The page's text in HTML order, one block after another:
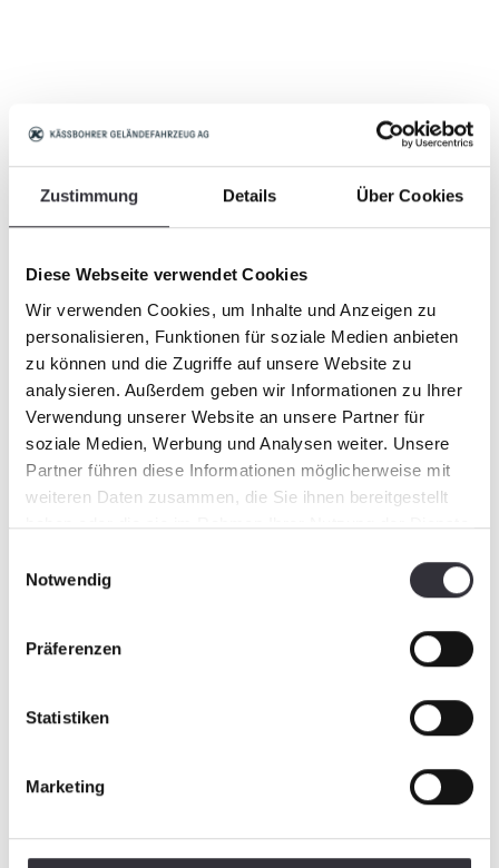
Zustimmung Details Über Cookies
Diese Webseite verwendet Cookies
Wir verwenden Cookies, um Inhalte und Anzeigen zu
personalisieren, Funktionen für soziale Medien anbieten
zu können und die Zugriffe auf unsere Website zu
analysieren. Außerdem geben wir Informationen zu Ihrer
Verwendung unserer Website an unsere Partner für
soziale Medien, Werbung und Analysen weiter. Unsere
Partner führen diese Informationen möglicherweise mit
weiteren Daten zusammen, die Sie ihnen bereitgestellt
haben oder die sie im Rahmen Ihrer Nutzung der Dienste
Notwendig
Präferenzen
Statistiken
Marketing